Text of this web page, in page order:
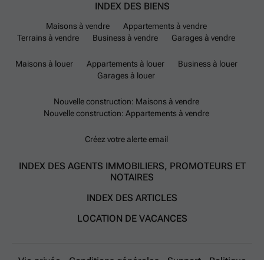
INDEX DES BIENS
Maisons à vendre
Appartements à vendre
Terrains à vendre
Business à vendre Garages à vendre
Maisons à louer Appartements à louer
Business à louer
Garages à louer
Nouvelle construction: Maisons à vendre
Nouvelle construction: Appartements à vendre
Créez votre alerte email
INDEX DES AGENTS IMMOBILIERS, PROMOTEURS ET
NOTAIRES
INDEX DES ARTICLES
LOCATION DE VACANCES